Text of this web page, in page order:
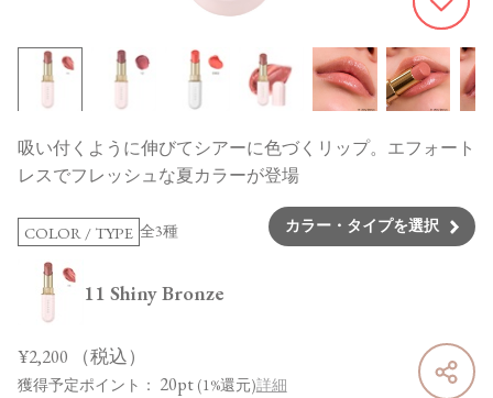
461
吸い付くように伸びてシアーに色づくリップ。エフォート
レスでフレッシュな夏カラーが登場
COLOR / TYPE 全3種 カラー・タイプを選択
11 Shiny Bronze
¥2,200 （税込）
獲得予定ポイント： 20pt (1%還元)詳細